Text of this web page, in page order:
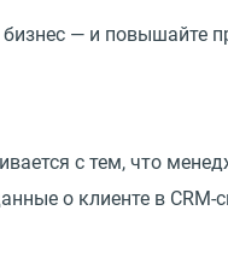
бизнес — и повышайте
с тем, что
о клиенте в